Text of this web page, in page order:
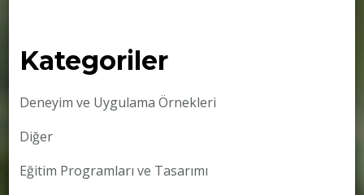
Kategoriler
Deneyim ve Uygulama Örnekleri
Diğer
Eğitim Programları ve Tasarımı